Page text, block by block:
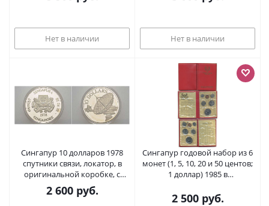
Нет в наличии Нет в наличии
Сингапур 10 долларов 1978
спутники связи, локатор, в
оригинальной коробке, с
сертификатом KM 17.1
серебро PROOF 00-00
2 600руб.
Сингапур годовой набор из 6
монет (1, 5, 10, 20 и 50 центов;
1 доллар) 1985 в
1a, 2, 3, 4, 5 и 6 UNC 8-2-06-02
2 500руб.